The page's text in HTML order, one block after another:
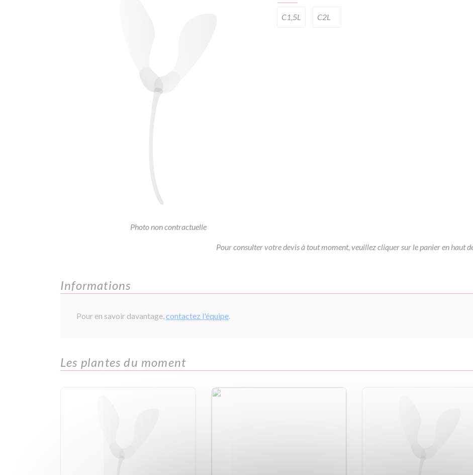
Photo non contractuelle
C1,5L C2L
Pour consulter votre devis à tout moment, veuillez cliquer sur le panier en haut
Informations
Pour en savoir davantage,contactez l'équipe.
Les plantes du moment